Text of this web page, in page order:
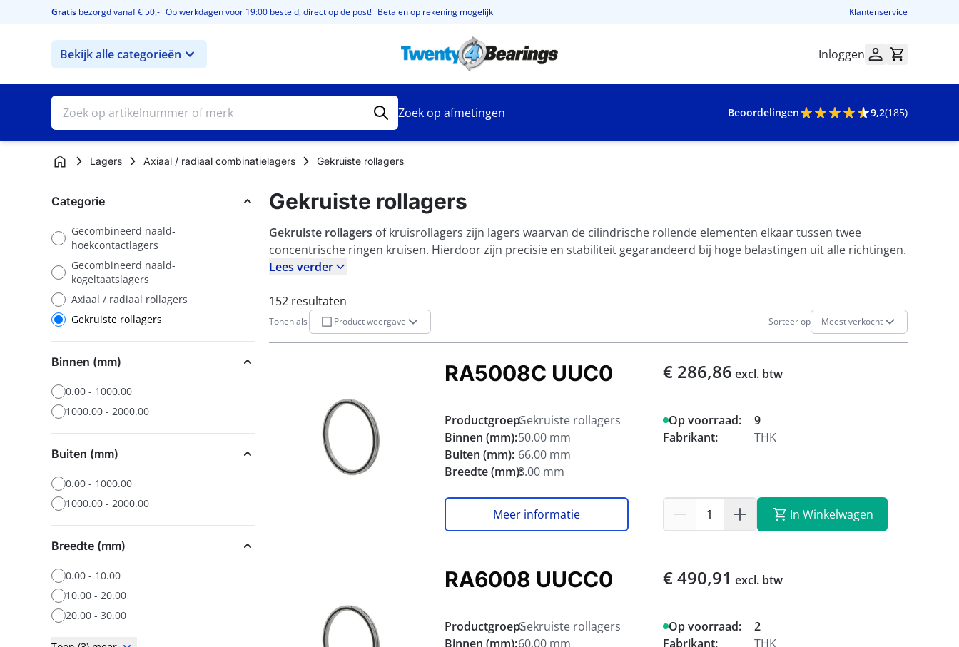
Ga naar de inhoud
Gratis bezorgd vanaf € 50,- Op werkdagen voor 19:00 besteld, direct op de post! Betalen op rekening mogelijk Klantenservice
Bekijk alle categorieën Inloggen
Zoek op afmetingen Beoordelingen 9,2(185)
Lagers Axiaal / radiaal combinatielagers Gekruiste rollagers
Categorie
Gecombineerd naald- hoekcontactlagers
Gecombineerd naald-
hoekcontactlagers
Gecombineerd naald- kogeltaatslagers
Gecombineerd naald-
kogeltaatslagers
Axiaal / radiaal rollagers
Axiaal / radiaal rollagers
Gekruiste rollagers
Gekruiste rollagers
Binnen (mm)
0.00 - 1000.00
1000.00 - 2000.00
Buiten (mm)
0.00 - 1000.00
1000.00 - 2000.00
Breedte (mm)
0.00 - 10.00
10.00 - 20.00
20.00 - 30.00
Gekruiste rollagers
Gekruiste rollagers of kruisrollagers zijn lagers waarvan de cilindrische rollende elementen elkaar tussen twee
concentrische ringen kruisen. Hierdoor zijn precisie en stabiliteit gegarandeerd bij hoge belastingen uit alle richtingen.
Lees verder
152 resultaten
Tonen als Product weergave Sorteer op Meest verkocht
RA5008C UUC0 € 286,86 excl. btw
Productgroep:Gekruiste rollagers
Binnen (mm):50.00 mm
Buiten (mm): 66.00 mm
Breedte (mm):8.00 mm
Op voorraad:
9
Fabrikant:
THK
Meer informatie In Winkelwagen
RA6008 UUCC0 € 490,91 excl. btw
Productgroep:Gekruiste rollagers
Binnen (mm):60.00 mm
Op voorraad:
2
Fabrikant:
THK